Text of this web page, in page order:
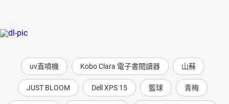
uv直噴機 Kobo Clara 電子書閱讀器 山蘇
JUST BLOOM Dell XPS 15 籃球 青梅